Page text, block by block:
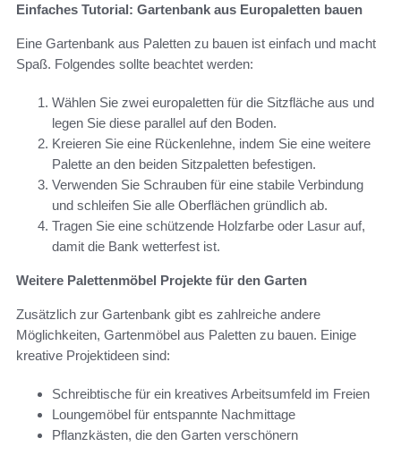
Einfaches Tutorial: Gartenbank aus Europaletten bauen
Eine Gartenbank aus Paletten zu bauen ist einfach und macht
Spaß. Folgendes sollte beachtet werden:
Wählen Sie zwei europaletten für die Sitzfläche aus und
legen Sie diese parallel auf den Boden.
Kreieren Sie eine Rückenlehne, indem Sie eine weitere
Palette an den beiden Sitzpaletten befestigen.
Verwenden Sie Schrauben für eine stabile Verbindung
und schleifen Sie alle Oberflächen gründlich ab.
Tragen Sie eine schützende Holzfarbe oder Lasur auf,
damit die Bank wetterfest ist.
Weitere Palettenmöbel Projekte für den Garten
Zusätzlich zur Gartenbank gibt es zahlreiche andere
Möglichkeiten, Gartenmöbel aus Paletten zu bauen. Einige
kreative Projektideen sind:
Schreibtische für ein kreatives Arbeitsumfeld im Freien
Loungemöbel für entspannte Nachmittage
Pflanzkästen, die den Garten verschönern